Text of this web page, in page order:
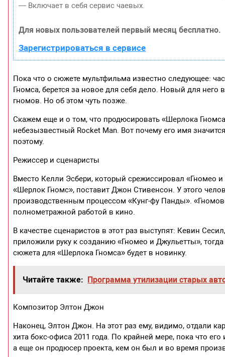
— Включает в себя сервис чаевых.
Для новых пользователей первый месяц бесплатно.
Зарегистрироваться в сервисе
Пока что о сюжете мультфильма известно следующее:
Гномса, берется за новое для себя дело. Новый для
гномов. Но об этом чуть позже.
Скажем еще и о том, что продюсировать «Шерлока
небезызвестный Rocket Man. Вот почему его имя
поэтому.
Режиссер и сценаристы
Вместо Келли Эсбери, который срежиссировал «Гномео
«Шерлок Гномс», поставит Джон Стивенсон. У этого
производственным процессом «Кунг-фу Панды».
полнометражной работой в кино.
В качестве сценаристов в этот раз выступят: Кевин
приложили руку к созданию «Гномео и Джульетты»,
сюжета для «Шерлока Гномса» будет в новинку.
Читайте также: Программа утилизации старых
Композитор Элтон Джон
Наконец, Элтон Джон. На этот раз ему, видимо, отдали
хита бокс-офиса 2011 года. По крайней мере, пока что
а еще он продюсер проекта, кем он был и во время